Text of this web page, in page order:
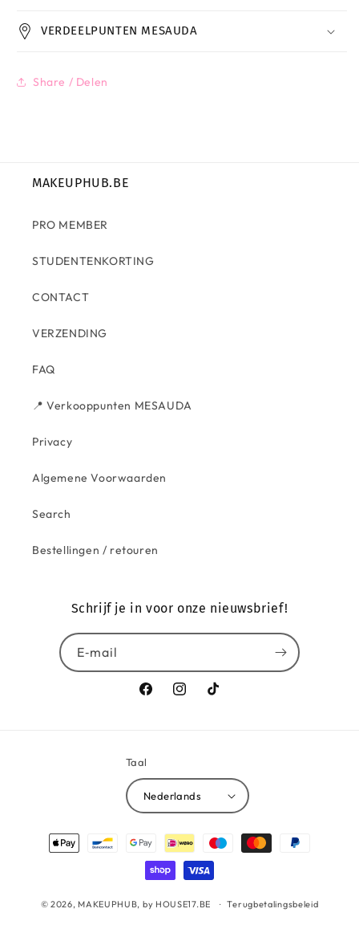
VERDEELPUNTEN MESAUDA
Share / Delen
MAKEUPHUB.BE
PRO MEMBER
STUDENTENKORTING
CONTACT
VERZENDING
FAQ
📍 Verkooppunten MESAUDA
Privacy
Algemene Voorwaarden
Search
Bestellingen / retouren
Schrijf je in voor onze nieuwsbrief!
E‑mail
FacebookInstagramTikTok
Taal
Nederlands
Betaalmethoden
© 2026, MAKEUPHUB, by HOUSE17.BE Terugbetalingsbeleid